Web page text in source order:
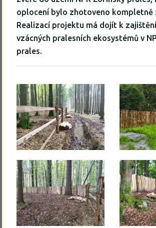
oplocení bylo zhotoveno kompletně
Realizací projektu má dojít k
vzácných pralesních ekosystémů v
prales.